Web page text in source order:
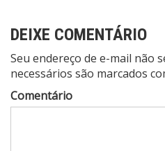
DEIXE COMENTÁRIO
Seu endereço de e-mail não
necessários são marcados
Comentário